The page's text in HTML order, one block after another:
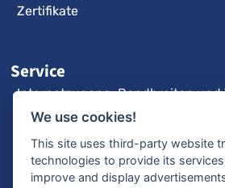
Zertifikate
Service
Internetzugang: Bandbreiten und
3CX-Videoanleitungen
We use cookies!
This site uses third-party website
technologies to provide its
improve and display